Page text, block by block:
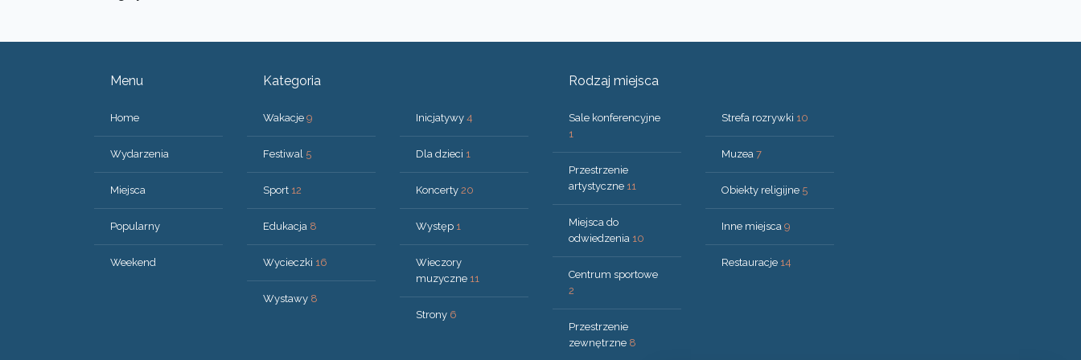
Menu
Home
Wydarzenia
Miejsca
Popularny
Weekend
Kategoria
Wakacje 9
Festiwal 5
Sport 12
Edukacja 8
Wycieczki 16
Wystawy 8
Inicjatywy 4
Dla dzieci 1
Koncerty 20
Występ 1
Wieczory
muzyczne 11
Strony 6
Rodzaj miejsca
Sale konferencyjne
1
Przestrzenie
artystyczne 11
Miejsca do
odwiedzenia 10
Centrum sportowe
2
Przestrzenie
zewnętrzne 8
Strefa rozrywki 10
Muzea 7
Obiekty religijne 5
Inne miejsca 9
Restauracje 14